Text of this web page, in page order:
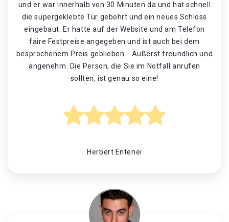
und er war innerhalb von 30 Minuten da und hat schnell
die supergeklebte Tür gebohrt und ein neues Schloss
eingebaut. Er hatte auf der Website und am Telefon
faire Festpreise angegeben und ist auch bei dem
besprochenem Preis geblieben. . Äußerst freundlich und
angenehm. Die Person, die Sie im Notfall anrufen
sollten, ist genau so eine!
Herbert Entenei